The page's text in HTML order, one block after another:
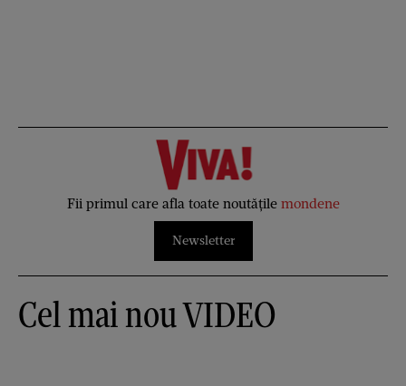
Fii primul care afla toate noutățile mondene
Newsletter
Cel mai nou VIDEO